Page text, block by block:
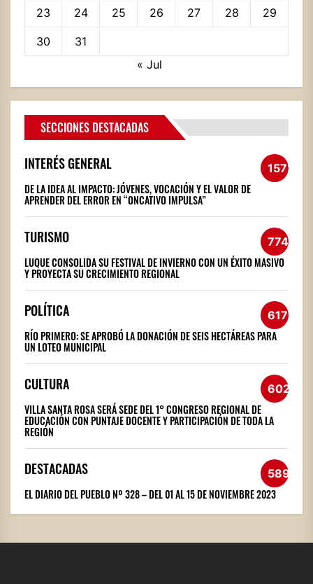
23 24 25 26 27 28 29
30
31
« Jul
SECCIONES DESTACADAS
INTERÉS GENERAL 1572
DE LA IDEA AL IMPACTO: JÓVENES, VOCACIÓN Y EL VALOR DE
APRENDER DEL ERROR EN “ONCATIVO IMPULSA”
TURISMO 774
LUQUE CONSOLIDA SU FESTIVAL DE INVIERNO CON UN ÉXITO MASIVO
Y PROYECTA SU CRECIMIENTO REGIONAL
POLÍTICA 617
RÍO PRIMERO: SE APROBÓ LA DONACIÓN DE SEIS HECTÁREAS PARA
UN LOTEO MUNICIPAL
CULTURA 602
VILLA SANTA ROSA SERÁ SEDE DEL 1° CONGRESO REGIONAL DE
EDUCACIÓN CON PUNTAJE DOCENTE Y PARTICIPACIÓN DE TODA LA
REGIÓN
DESTACADAS 589
EL DIARIO DEL PUEBLO Nº 328 – DEL 01 AL 15 DE NOVIEMBRE 2023